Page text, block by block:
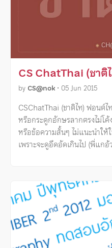
CS ChatThai (ชาติ
by CS@nok • 05 Jun 2015
CSChatThai (ชาติไท) ฟอนต์
หรือกระดูกอักษรลากตรงไม่โ
หรือข้อความสั้นๆ ไม่แนะนำให้
เพราะจะดูอึดอัดเกินไป (พี่แกอ้